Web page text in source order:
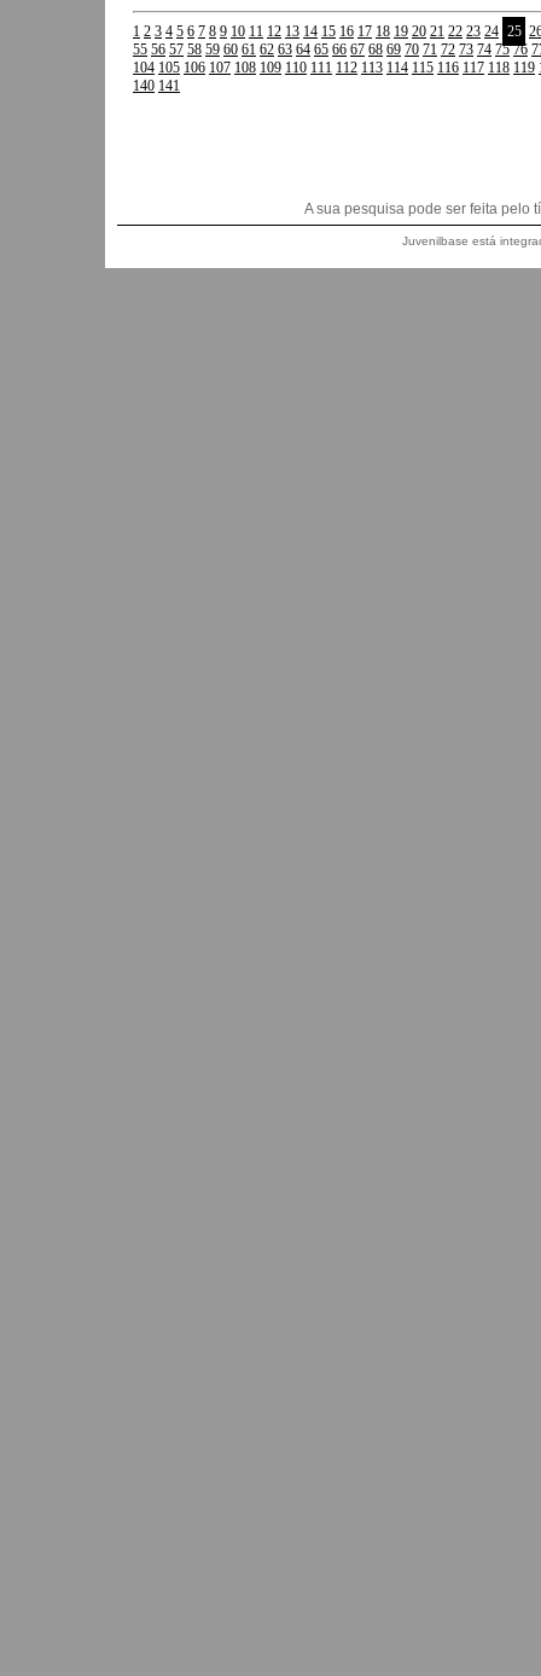
1 2 3 4 5 6 7 8 9 10 11 12 13 14 15 16 17 18 19 20 21 22 23 24 25
55 56 57 58 59 60 61 62 63 64 65 66 67 68 69 70 71 72 73 74 75 76
104 105 106 107 108 109 110 111 112 113 114 115 116 117 118 119
140 141
A sua pesquisa pode ser feita pelo
Juvenilbase está